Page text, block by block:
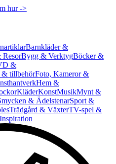
hur ->
Barnkläder &
ResorBygg & VerktygBöcker &
&
& tillbehörFoto, Kameror &
Hem &
KläderKonstMusikMynt &
& ÄdelstenarSport &
Trädgård & VäxterTV-spel &
Inspiration